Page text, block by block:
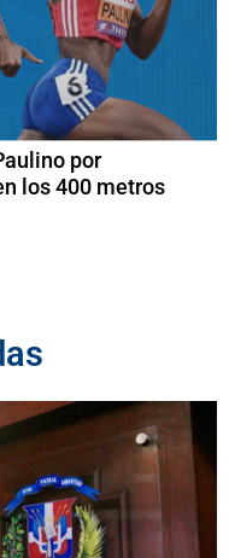
por
los 400 metros